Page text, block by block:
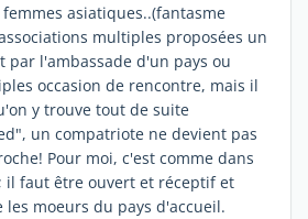
asiatiques..(fantasme
multiples proposées un
par l'ambassade d'un pays ou
occasion de rencontre, mais il
y trouve tout de suite
un compatriote ne devient pas
Pour moi, c'est comme dans
il faut être ouvert et réceptif et
moeurs du pays d'accueil.